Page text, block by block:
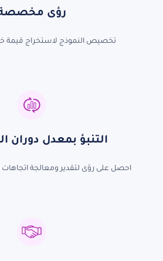
رؤى
تخصيص النموذج لاستخراج قيمة
التنبؤ بمعدل دوران
احصل على رؤى لتقدير ومعالجة